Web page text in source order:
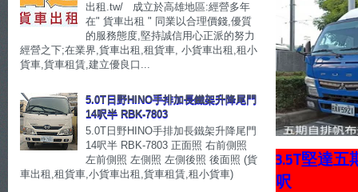
出租.tw/ 成立於高雄地區:經營多年
在" 貨車出租 " 同業以合理價錢,優質
的服務態度,堅持誠信用心正派的努力
經營之下;在業界,貨車出租,租貨車, 小貨車出租,租小
貨車,貨車租賃,建立優良口...
5.0T日野HINO手排加長鐵架升降尾門
14呎半 RBK-7803
5.0T日野HINO手排加長鐵架升降尾門
14呎半 RBK-7803 正面照 右前側照
左前側照 左側照 左側後照 後面照 (貨
車出租,租貨車,小貨車出租,貨車租賃,租小貨車)
3.5T堅達五
呎